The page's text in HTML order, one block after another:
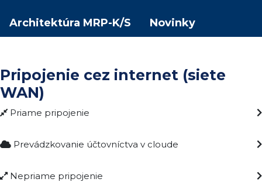
Architektúra MRP-K/S Novinky
Pripojenie cez internet (siete
WAN)
Priame pripojenie
Prevádzkovanie účtovníctva v cloude
Nepriame pripojenie